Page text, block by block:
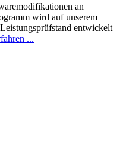
an
wird auf unserem
entwickelt
...